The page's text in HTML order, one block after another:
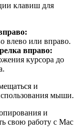
клавиш для
влево или вправо.
вправо:
курсора до
и
мыши.
и
свою работу с Mac